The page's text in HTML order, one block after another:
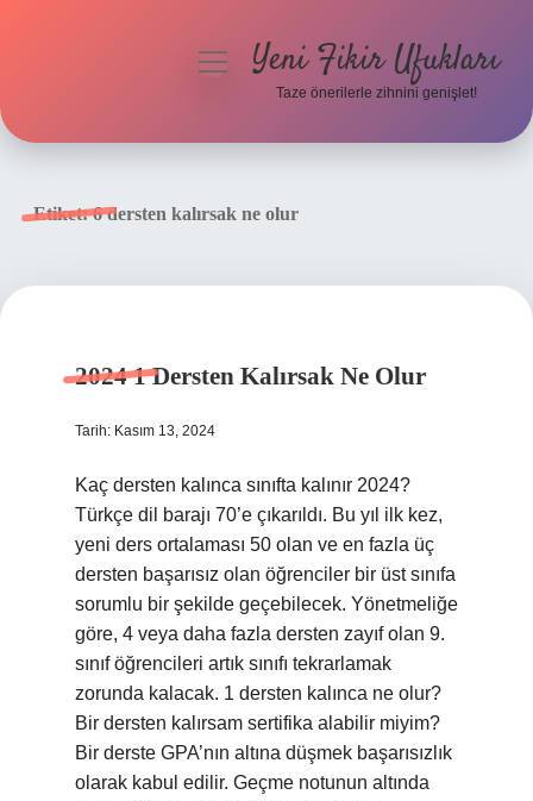
menüyüYeni Fikir Ufukları
Taze önerilerle zihnini genişlet!
Etiket:6 dersten kalırsak ne olur
2024 1 Dersten Kalırsak Ne Olur
Tarih: Kasım 13, 2024
Kaç dersten kalınca sınıfta kalınır 2024?
Türkçe dil barajı 70’e çıkarıldı. Bu yıl ilk kez,
yeni ders ortalaması 50 olan ve en fazla üç
dersten başarısız olan öğrenciler bir üst sınıfa
sorumlu bir şekilde geçebilecek. Yönetmeliğe
göre, 4 veya daha fazla dersten zayıf olan 9.
sınıf öğrencileri artık sınıfı tekrarlamak
zorunda kalacak. 1 dersten kalınca ne olur?
Bir dersten kalırsam sertifika alabilir miyim?
Bir derste GPA’nın altına düşmek başarısızlık
olarak kabul edilir. Geçme notunun altında